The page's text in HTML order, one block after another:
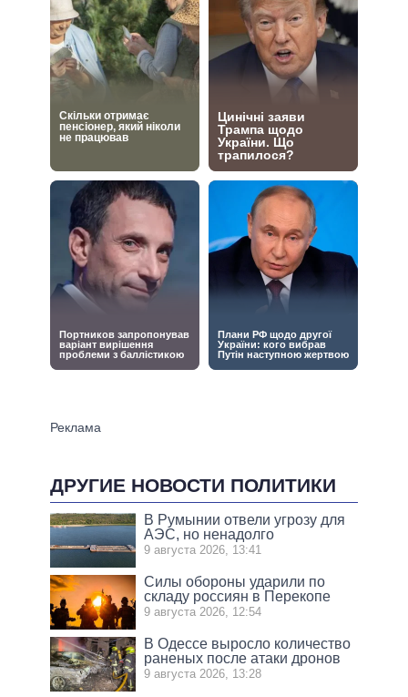
ДРУГИЕ НОВОСТИ ПОЛИТИКИ
В Румынии отвели угрозу для
АЭС, но ненадолго
9 августа 2026, 13:41
Силы обороны ударили по
складу россиян в Перекопе
9 августа 2026, 12:54
В Одессе выросло количество
раненых после атаки дронов
9 августа 2026, 13:28